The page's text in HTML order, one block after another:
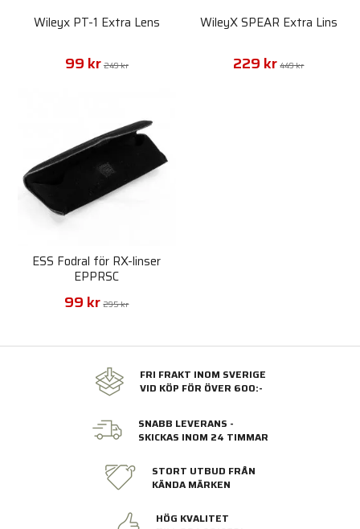
Wileyx PT-1 Extra Lens
99 kr 249 kr
WileyX SPEAR Extra Lins
229 kr 449 kr
ESS Fodral för RX-linser
EPPRSC
99 kr 295 kr
FRI FRAKT INOM SVERIGE
VID KÖP FÖR ÖVER 600:-
SNABB LEVERANS -
SKICKAS INOM 24 TIMMAR
STORT UTBUD FRÅN
KÄNDA MÄRKEN
HÖG KVALITET